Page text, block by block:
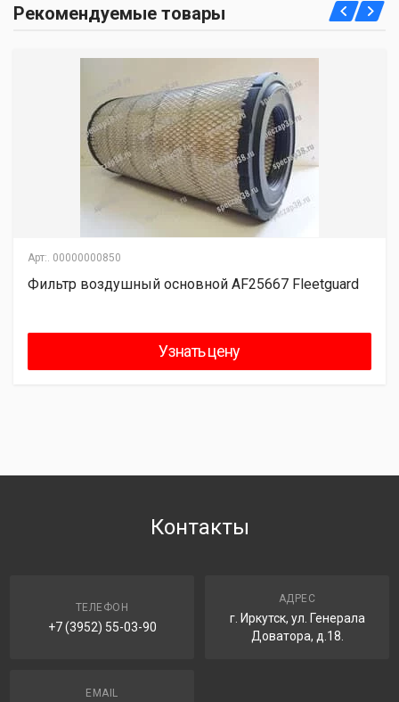
Рекомендуемые товары
Арт:. 00000000850
Фильтр воздушный основной AF25667 Fleetguard
Узнать цену
Контакты
ТЕЛЕФОН
+7 (3952) 55-03-90
АДРЕС
г. Иркутск, ул. Генерала
Доватора, д.18.
EMAIL